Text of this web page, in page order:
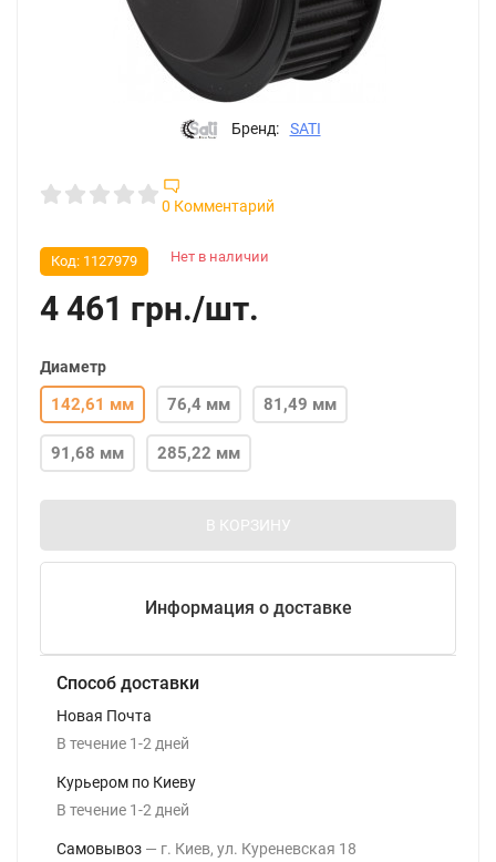
Бренд: SATI
0 Комментарий
Нет в наличии
Код: 1127979
4 461 грн./шт.
Диаметр
142,61 мм 76,4 мм 81,49 мм
91,68 мм 285,22 мм
В КОРЗИНУ
Информация о доставке
Способ доставки
Новая Почта
В течение 1-2 дней
Курьером по Киеву
В течение 1-2 дней
Самовывоз
г. Киев, ул. Куреневская 18